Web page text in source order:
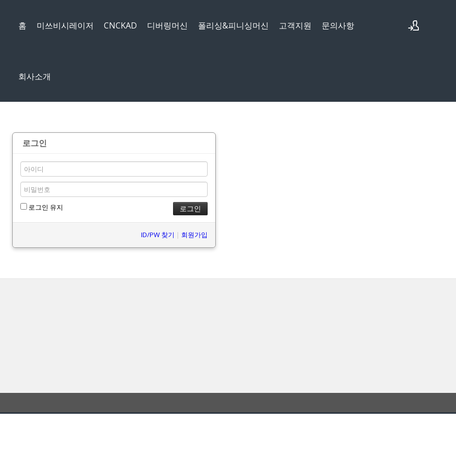
홈 미쓰비시레이저 CNCKAD 디버링머신 폴리싱&피니싱머신 고객지원 문의사항
회사소개
로그인
로그인 유지
ID/PW 찾기 | 회원가입